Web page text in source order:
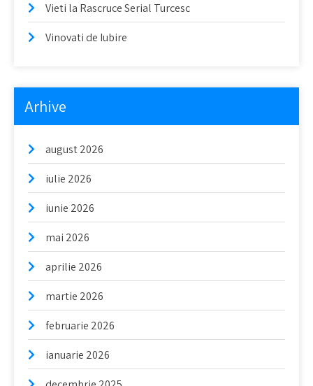
Vieti la Rascruce Serial Turcesc
Vinovati de Iubire
Arhive
august 2026
iulie 2026
iunie 2026
mai 2026
aprilie 2026
martie 2026
februarie 2026
ianuarie 2026